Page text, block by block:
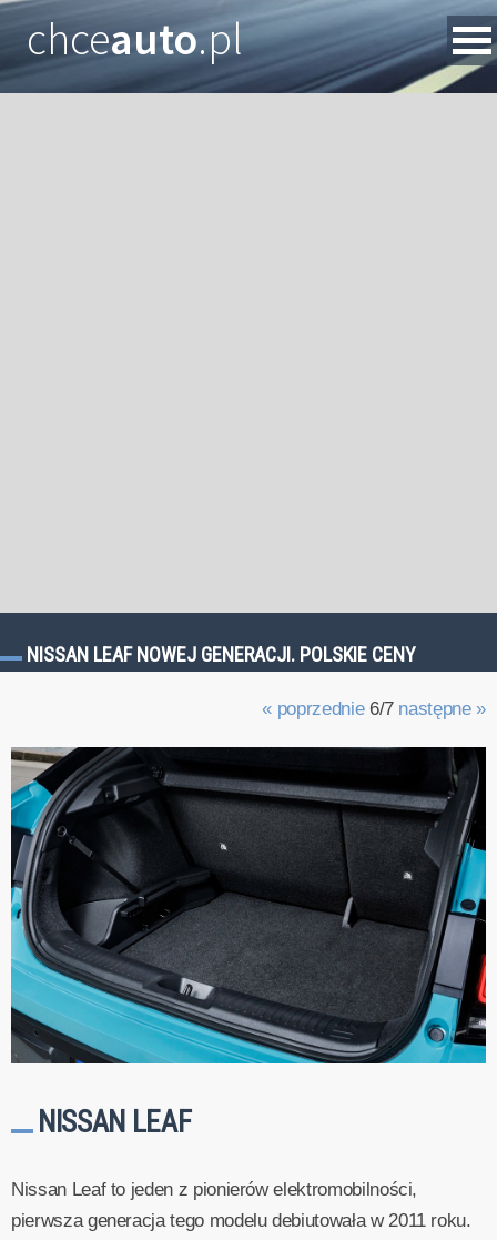
chceauto.pl
NISSAN LEAF NOWEJ GENERACJI. POLSKIE CENY
« poprzednie6/7 następne »
NISSAN LEAF
Nissan Leaf to jeden z pionierów elektromobilności,
pierwsza generacja tego modelu debiutowała w 2011 roku.